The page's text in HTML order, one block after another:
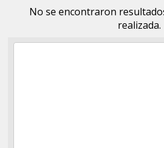
No se encontraron
realizada.